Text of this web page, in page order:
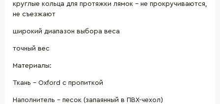
круглые кольца для протяжки лямок – не прокручиваются,
не съезжают
широкий диапазон выбора веса
точный вес
Материалы:
Ткань – Oxford с пропиткой
Наполнитель – песок (запаянный в ПВХ-чехол)